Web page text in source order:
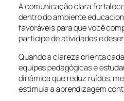
A comunicação clara
dentro do ambiente
favoráveis para que você
participe de atividades e
Quando a clareza orienta
equipes pedagógicas e
dinâmica que reduz ruídos,
estimula a aprendizagem